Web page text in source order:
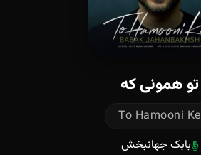
تو همونی که
To Hamooni Ke
بابک جهانبخش